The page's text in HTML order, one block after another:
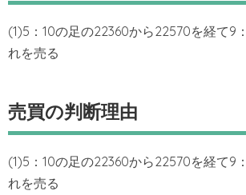
(1)5：10の足の22360から22570を経て9
れを売る
売買の判断理由
(1)5：10の足の22360から22570を経て9
れを売る